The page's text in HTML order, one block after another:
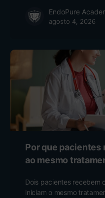
EndoPure
agosto 4, 2026
Por que
ao mesmo
Dois pacientes recebem
iniciam o mesmo